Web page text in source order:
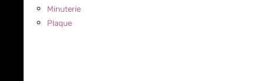
Minuterie
Plaque